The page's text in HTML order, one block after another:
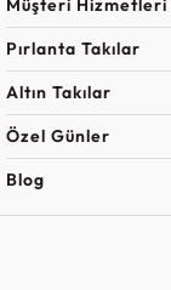
Pırlanta Takılar
Altın Takılar
Özel Günler
Blog